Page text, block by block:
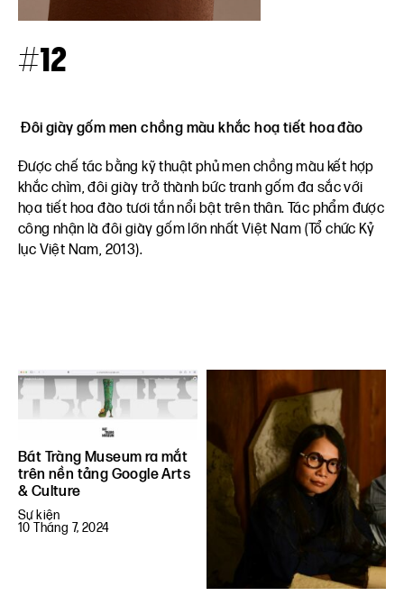
#12
Đôi giày gốm men chồng màu khắc hoạ tiết hoa đào
Được chế tác bằng kỹ thuật phủ men chồng màu kết hợp
khắc chìm, đôi giày trở thành bức tranh gốm đa sắc với
họa tiết hoa đào tươi tắn nổi bật trên thân. Tác phẩm được
công nhận là đôi giày gốm lớn nhất Việt Nam (Tổ chức Kỷ
lục Việt Nam, 2013).
Bát Tràng Museum ra mắt
trên nền tảng Google Arts
& Culture
Sự kiện
10 Tháng 7, 2024